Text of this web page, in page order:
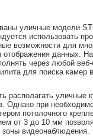
уличные модели
использовать
возможности для
отображения данных.
через любой веб-
для поиска камер
располагать уличные
Однако при
потолочного
от 3 до 10 мм
зоны видеонаблюдения.